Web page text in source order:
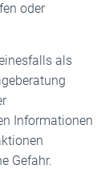
oder
als
Informationen
Gefahr.